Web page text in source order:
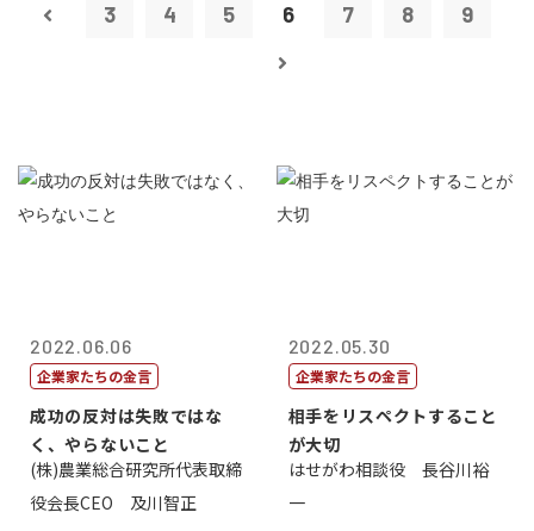
3 4 5 6 7 8 9
2022.06.06
企業家たちの金言
成功の反対は失敗ではな
く、やらないこと
(株)農業総合研究所代表取締
役会長CEO 及川智正
2022.05.30
企業家たちの金言
相手をリスペクトすること
が大切
はせがわ相談役 長谷川裕
一